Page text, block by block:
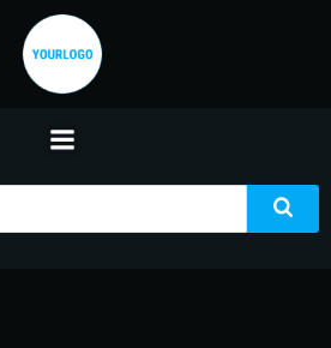
Saltar
contenido